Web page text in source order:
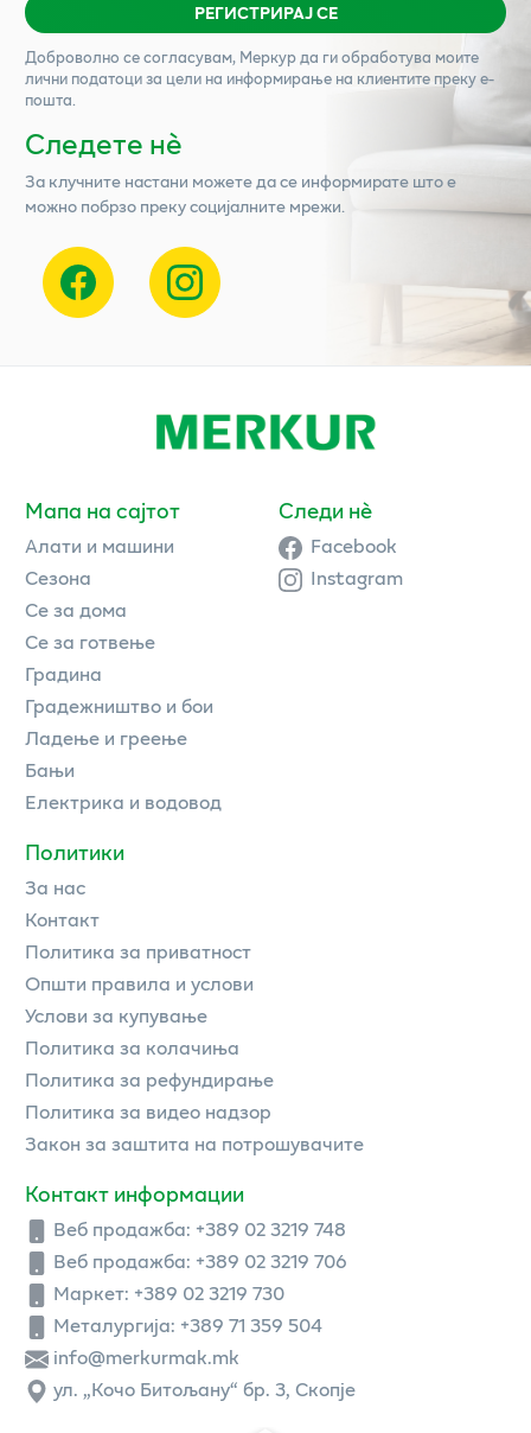
РЕГИСТРИРАЈ СЕ
Доброволно се согласувам, Меркурда ги обработува моите
лични податоци за цели на информирање на клиентите преку е-
пошта.
Следете нѐ
За клучните настани можете да се информирате што е
можно побрзо преку социјалните мрежи.
Мапа на сајтот
Алати и машини
Сезона
Се за дома
Се за готвење
Градина
Градежништво и бои
Ладење и греење
Бањи
Електрика и водовод
Политики
За нас
Контакт
Политика за приватност
Општи правила и услови
Услови за купување
Политика за колачиња
Политика за рефундирање
Политика за видео надзор
Закон за заштита на потрошувачите
Контакт информации
Веб продажба: +389 02 3219 748
Веб продажба: +389 02 3219 706
Маркет: +389 02 3219 730
Металургија: +389 71 359 504
info@merkurmak.mk
ул. „Кочо Битољану“ бр. 3, Скопје
Следи нè
Facebook
Instagram